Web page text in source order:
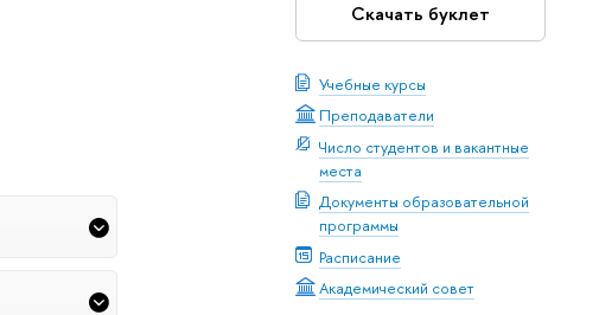
Скачать буклет
Учебные курсы
Преподаватели
Число студентов и вакантные
места
Документы образовательной
программы
Расписание
Академический совет